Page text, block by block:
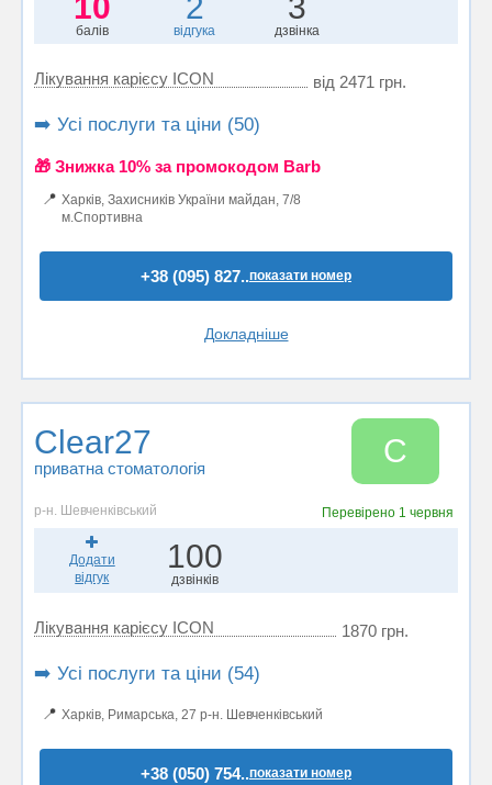
балів відгука дзвінка
Лікування карієсу ICON від 2471 грн.
➡️ Усі послуги та ціни (50)
🎁 Знижка 10% за промокодом Barb
📍 Харків, Захисників України майдан, 7/8
м.Спортивна
+38 (095) 827..показати номер
Докладніше
Clear27
приватна стоматологія C
р-н. Шевченківський Перевірено 1 червня
Додати
відгук
100
дзвінків
Лікування карієсу ICON 1870 грн.
➡️ Усі послуги та ціни (54)
📍 Харків, Римарська, 27 р-н. Шевченківський
+38 (050) 754..показати номер